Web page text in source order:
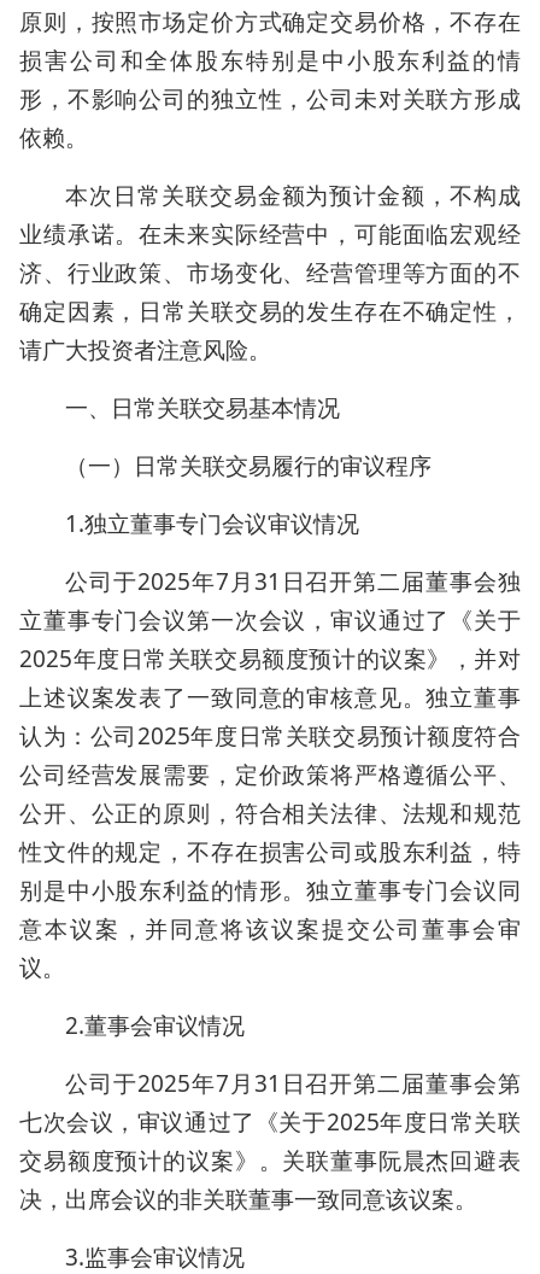
原则，按照市场定价方式确定交易价格，不存在
损害公司和全体股东特别是中小股东利益的情
形，不影响公司的独立性，公司未对关联方形成
依赖。
本次日常关联交易金额为预计金额，不构成
业绩承诺。在未来实际经营中，可能面临宏观经
济、行业政策、市场变化、经营管理等方面的不
确定因素，日常关联交易的发生存在不确定性，
请广大投资者注意风险。
一、日常关联交易基本情况
（一）日常关联交易履行的审议程序
1.独立董事专门会议审议情况
公司于2025年7月31日召开第二届董事会独
立董事专门会议第一次会议，审议通过了《关于
2025年度日常关联交易额度预计的议案》，并对
上述议案发表了一致同意的审核意见。独立董事
认为：公司2025年度日常关联交易预计额度符合
公司经营发展需要，定价政策将严格遵循公平、
公开、公正的原则，符合相关法律、法规和规范
性文件的规定，不存在损害公司或股东利益，特
别是中小股东利益的情形。独立董事专门会议同
意本议案，并同意将该议案提交公司董事会审
议。
2.董事会审议情况
公司于2025年7月31日召开第二届董事会第
七次会议，审议通过了《关于2025年度日常关联
交易额度预计的议案》。关联董事阮晨杰回避表
决，出席会议的非关联董事一致同意该议案。
3.监事会审议情况